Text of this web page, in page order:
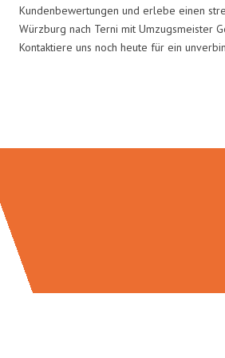
Kundenbewertungen und erlebe einen
Würzburg nach Terni mit Umzugsmeister
Kontaktiere uns noch heute für ein